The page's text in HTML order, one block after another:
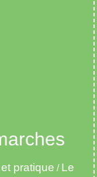
pratique / Le